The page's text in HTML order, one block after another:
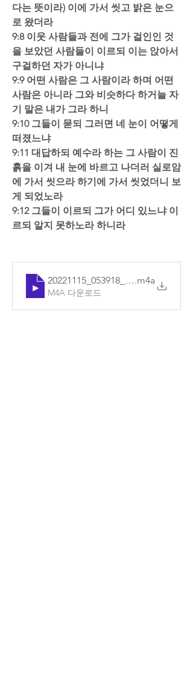
다는 뜻이라) 이에 가서 씻고 밝은 눈으
로 왔더라
9:8 이웃 사람들과 전에 그가 걸인인 것
을 보았던 사람들이 이르되 이는 앉아서
구걸하던 자가 아니냐
9:9 어떤 사람은 그 사람이라 하며 어떤
사람은 아니라 그와 비슷하다 하거늘 자
기 말은 내가 그라 하니
9:10 그들이 묻되 그러면 네 눈이 어떻게
떠졌느냐
9:11 대답하되 예수라 하는 그 사람이 진
흙을 이겨 내 눈에 바르고 나더러 실로암
에 가서 씻으라 하기에 가서 씻었더니 보
게 되었노라
9:12 그들이 이르되 그가 어디 있느냐 이
르되 알지 못하노라 하니라
20221115_053918_기본.m4a
M4A 다운로드